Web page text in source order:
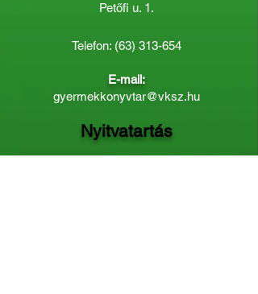
Petőfi u. 1.
Telefon: (63) 313-654
E-mail:
gyermekkonyvtar@vksz.hu
Nyitvatartás